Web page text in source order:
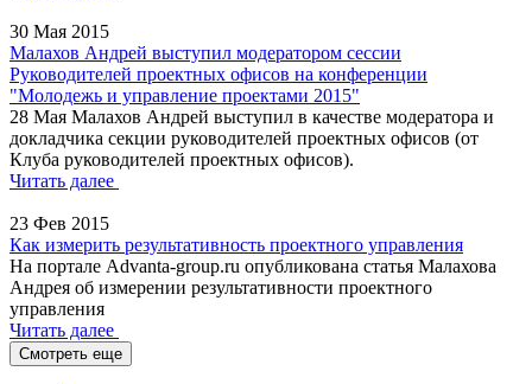
30 Мая 2015
Малахов Андрей выступил модератором сессии
Руководителей проектных офисов на конференции
"Молодежь и управление проектами 2015"
28 Мая Малахов Андрей выступил в качестве модератора и
докладчика секции руководителей проектных офисов (от
Клуба руководителей проектных офисов).
Читать далее
23 Фев 2015
Как измерить результативность проектного управления
На портале Advanta-group.ru опубликована статья Малахова
Андрея об измерении результативности проектного
управления
Читать далее
Смотреть еще